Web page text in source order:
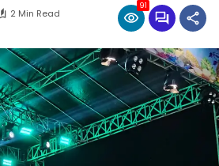
2 Min Read
91